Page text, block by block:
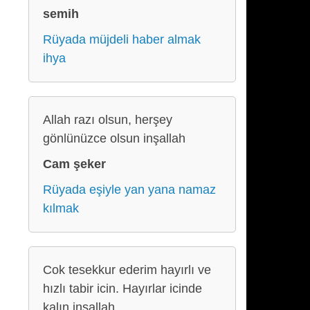
semih
Rüyada müjdeli haber almak
ihya
Allah razı olsun, herşey
gönlünüzce olsun inşallah
Cam şeker
Rüyada eşiyle yan yana namaz
kılmak
Cok tesekkur ederim hayırlı ve
hızlı tabir icin. Hayırlar icinde
kalın insallah.